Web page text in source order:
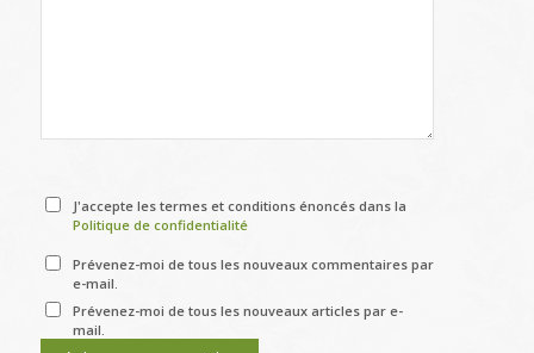
J'accepte les termes et conditions énoncés dans la
Politique de confidentialité
Prévenez-moi de tous les nouveaux commentaires par
e-mail.
Prévenez-moi de tous les nouveaux articles par e-
mail.